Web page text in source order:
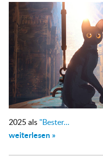
2025 als "Bester...
weiterlesen »